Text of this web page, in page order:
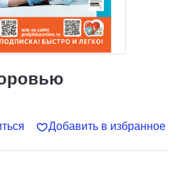
Добавить в избранное